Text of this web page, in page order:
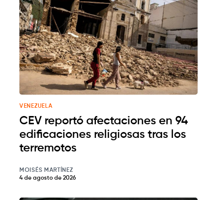
VENEZUELA
CEV reportó afectaciones en 94
edificaciones religiosas tras los
terremotos
MOISÉS MARTÍNEZ
4 de agosto de 2026